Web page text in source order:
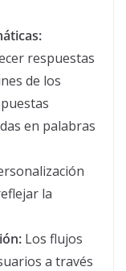
respuestas
de los
en palabras
la
Los flujos
a través